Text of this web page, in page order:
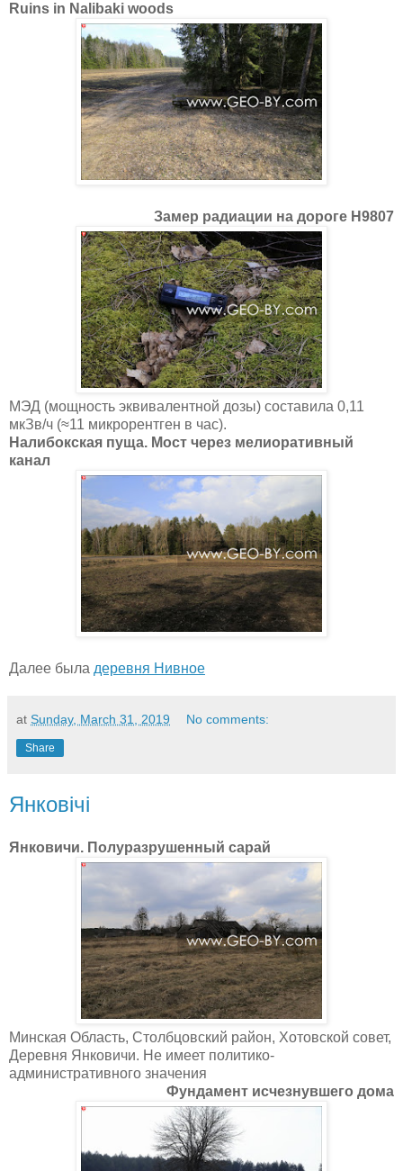
Ruins in Nalibaki woods
Замер радиации на дороге Н9807
МЭД (мощность эквивалентной дозы) составила 0,11
мкЗв/ч (≈11 микрорентген в час).
Налибокская пуща. Мост через мелиоративный
канал
Далее была деревня Нивное
at Sunday, March 31, 2019 No comments:
Share
Янковічі
Янковичи. Полуразрушенный сарай
Минская Область, Столбцовский район, Хотовской совет,
Деревня Янковичи. Не имеет политико-
административного значения
Фундамент исчезнувшего дома